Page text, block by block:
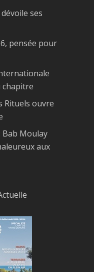
ses
pensée pour
chapitre
Rituels ouvre
Bab Moulay
aux